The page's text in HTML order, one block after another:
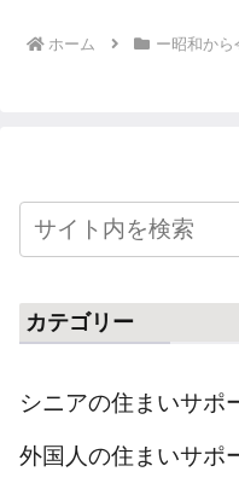
ホーム ー昭和から
カテゴリー
シニアの住まいサポ
外国人の住まいサポ